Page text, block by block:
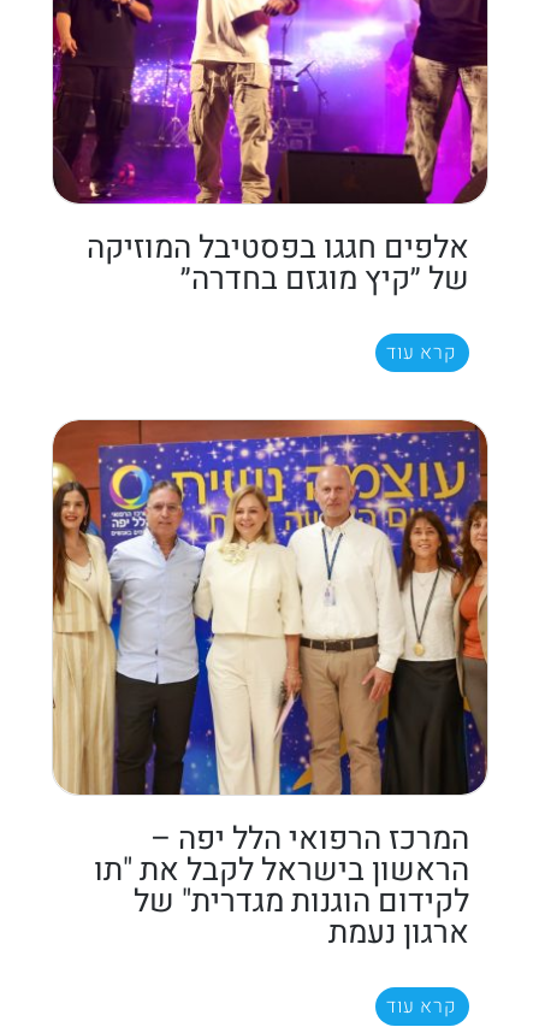
אלפים חגגו בפסטיבל המוזיקה
של ״קיץ מוגזם בחדרה״
קרא עוד
המרכז הרפואי הלל יפה –
הראשון בישראל לקבל את "תו
לקידום הוגנות מגדרית" של
ארגון נעמת
קרא עוד